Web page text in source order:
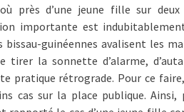
où près d’une jeune fille sur
importante est
guinéennes avalisent les
tirer la sonnette d’alarme,
rétrograde. Pour ce faire,
cas sur la place publique. Ainsi,